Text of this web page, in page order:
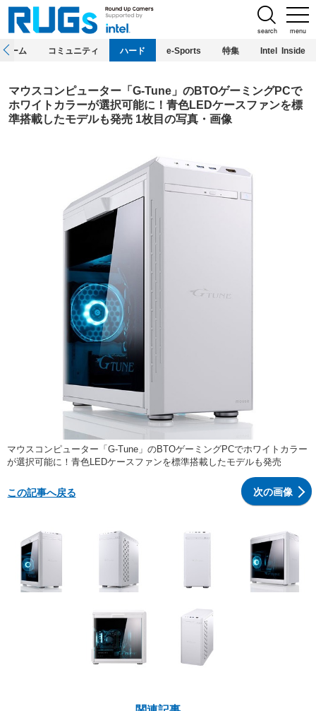
menu
search
ホーム コミュニティ ハード e-Sports 特集 Intel Inside
マウスコンピューター「G-Tune」のBTOゲーミングPCで
ホワイトカラーが選択可能に！青色LEDケースファンを標
準搭載したモデルも発売 1枚目の写真・画像
マウスコンピューター「G-Tune」のBTOゲーミングPCでホワイトカラー
が選択可能に！青色LEDケースファンを標準搭載したモデルも発売
次の画像
この記事へ戻る